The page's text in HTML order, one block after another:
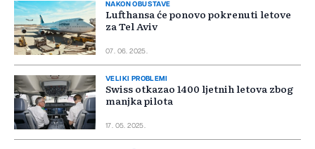
NAKON OBUSTAVE
Lufthansa će ponovo pokrenuti letove
za Tel Aviv
07. 06. 2025.
VELIKI PROBLEMI
Swiss otkazao 1400 ljetnih letova zbog
manjka pilota
17. 05. 2025.